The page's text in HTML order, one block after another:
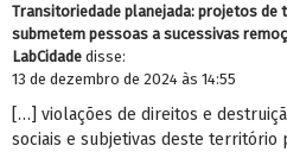
Transitoriedade planejada: projetos de
submetem pessoas a sucessivas
LabCidade disse:
13 de dezembro de 2024 às 14:55
[…] violações de direitos e
sociais e subjetivas deste território